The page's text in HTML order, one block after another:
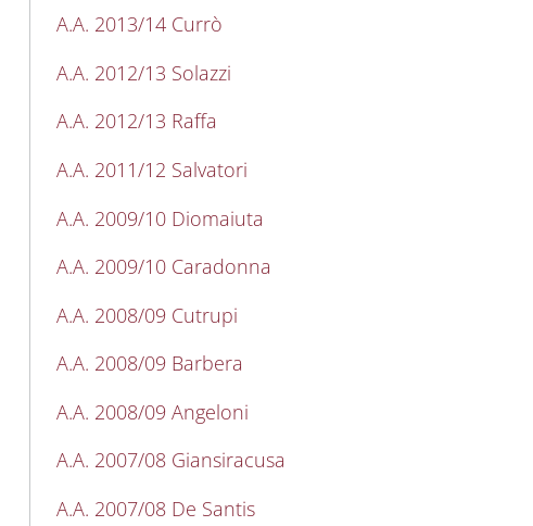
A.A. 2013/14 Currò
A.A. 2012/13 Solazzi
A.A. 2012/13 Raffa
A.A. 2011/12 Salvatori
A.A. 2009/10 Diomaiuta
A.A. 2009/10 Caradonna
A.A. 2008/09 Cutrupi
A.A. 2008/09 Barbera
A.A. 2008/09 Angeloni
A.A. 2007/08 Giansiracusa
A.A. 2007/08 De Santis